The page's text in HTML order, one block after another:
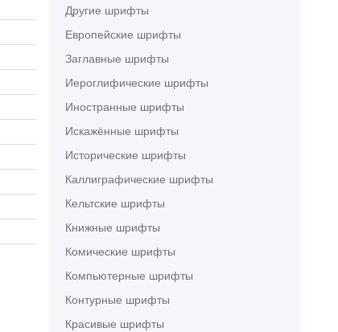
Другие шрифты
Европейские шрифты
Заглавные шрифты
Иероглифические шрифты
Иностранные шрифты
Искажённые шрифты
Исторические шрифты
Каллиграфические шрифты
Кельтские шрифты
Книжные шрифты
Комические шрифты
Компьютерные шрифты
Контурные шрифты
Красивые шрифты